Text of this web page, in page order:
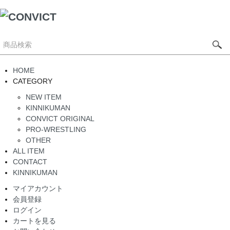
HOME
CATEGORY
NEW ITEM
KINNIKUMAN
CONVICT ORIGINAL
PRO-WRESTLING
OTHER
ALL ITEM
CONTACT
KINNIKUMAN
マイアカウント
会員登録
ログイン
カートを見る